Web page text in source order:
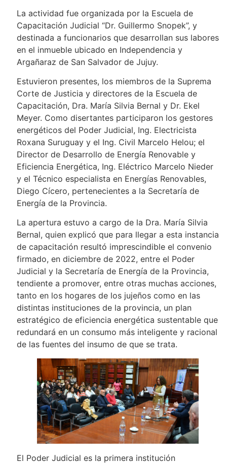
La actividad fue organizada por la Escuela de
Capacitación Judicial “Dr. Guillermo Snopek”, y
destinada a funcionarios que desarrollan sus labores
en el inmueble ubicado en Independencia y
Argañaraz de San Salvador de Jujuy.
Estuvieron presentes, los miembros de la Suprema
Corte de Justicia y directores de la Escuela de
Capacitación, Dra. María Silvia Bernal y Dr. Ekel
Meyer. Como disertantes participaron los gestores
energéticos del Poder Judicial, Ing. Electricista
Roxana Suruguay y el Ing. Civil Marcelo Helou; el
Director de Desarrollo de Energía Renovable y
Eficiencia Energética, Ing. Eléctrico Marcelo Nieder
y el Técnico especialista en Energías Renovables,
Diego Cícero, pertenecientes a la Secretaría de
Energía de la Provincia.
La apertura estuvo a cargo de la Dra. María Silvia
Bernal, quien explicó que para llegar a esta instancia
de capacitación resultó imprescindible el convenio
firmado, en diciembre de 2022, entre el Poder
Judicial y la Secretaría de Energía de la Provincia,
tendiente a promover, entre otras muchas acciones,
tanto en los hogares de los jujeños como en las
distintas instituciones de la provincia, un plan
estratégico de eficiencia energética sustentable que
redundará en un consumo más inteligente y racional
de las fuentes del insumo de que se trata.
El Poder Judicial es la primera institución